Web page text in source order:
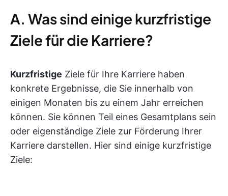
A. Was sind einige kurzfristige
Ziele für die Karriere?
Kurzfristige Ziele für Ihre Karriere haben
konkrete Ergebnisse, die Sie innerhalb von
einigen Monaten bis zu einem Jahr erreichen
können. Sie können Teil eines Gesamtplans sein
oder eigenständige Ziele zur Förderung Ihrer
Karriere darstellen. Hier sind einige kurzfristige
Ziele: